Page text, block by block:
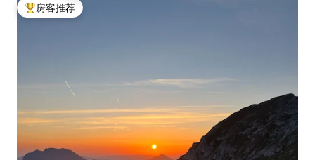
热门「房客推荐」
房客推荐